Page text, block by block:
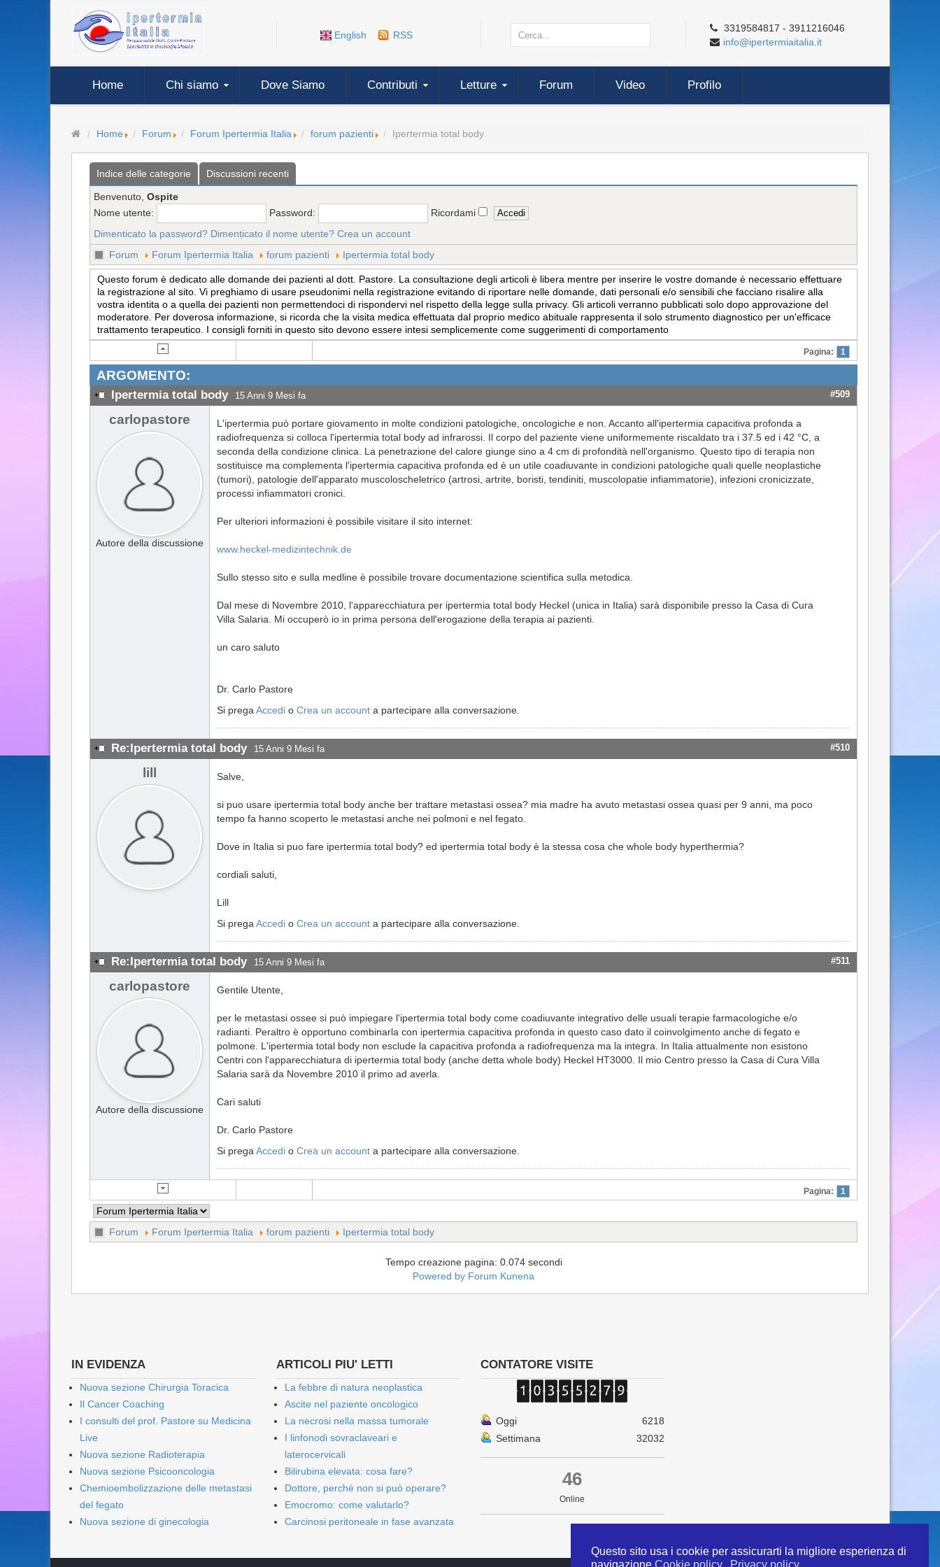
Questo sito usa i cookie per assicurarti la migliore esperienza di
navigazione Cookie policy Privacy policy
English RSS
3319584817 - 3911216046
info@ipertermiaitalia.it
Home Chi siamo Dove Siamo Contributi Letture Forum Video Profilo
Home Forum Forum Ipertermia Italia forum pazienti Ipertermia total body
Indice delle categorie Discussioni recenti
Benvenuto, Ospite
Nome utente:
Password:
Ricordami
Dimenticato la password? Dimenticato il nome utente? Crea un account
Forum
Forum Ipertermia Italia forum pazienti Ipertermia total body
Questo forum è dedicato alle domande dei pazienti al dott. Pastore. La consultazione degli articoli è libera mentre per inserire le vostre domande è necessario effettuare
la registrazione al sito. Vi preghiamo di usare pseudonimi nella registrazione evitando di riportare nelle domande, dati personali e/o sensibili che facciano risalire alla
vostra identita o a quella dei pazienti non permettendoci di rispondervi nel rispetto della legge sulla privacy. Gli articoli verranno pubblicati solo dopo approvazione del
moderatore. Per doverosa informazione, si ricorda che la visita medica effettuata dal proprio medico abituale rappresenta il solo strumento diagnostico per un'efficace
trattamento terapeutico. I consigli forniti in questo sito devono essere intesi semplicemente come suggerimenti di comportamento
Pagina: 1
ARGOMENTO:
Ipertermia total body 15 Anni 9 Mesi fa #509
carlopastore
Autore della discussione
L'ipertermia può portare giovamento in molte condizioni patologiche, oncologiche e non. Accanto all'ipertermia capacitiva profonda a
radiofrequenza si colloca l'ipertermia total body ad infrarossi. Il corpo del paziente viene uniformemente riscaldato tra i 37.5 ed i 42 °C, a
seconda della condizione clinica. La penetrazione del calore giunge sino a 4 cm di profondità nell'organismo. Questo tipo di terapia non
sostituisce ma complementa l'ipertermia capacitiva profonda ed è un utile coadiuvante in condizioni patologiche quali quelle neoplastiche
(tumori), patologie dell'apparato muscoloscheletrico (artrosi, artrite, boristi, tendiniti, muscolopatie infiammatorie), infezioni cronicizzate,
processi infiammatori cronici.
Per ulteriori informazioni è possibile visitare il sito internet:
www.heckel-medizintechnik.de
Sullo stesso sito e sulla medline è possibile trovare documentazione scientifica sulla metodica.
Dal mese di Novembre 2010, l'apparecchiatura per ipertermia total body Heckel (unica in Italia) sarà disponibile presso la Casa di Cura
Villa Salaria. Mi occuperò io in prima persona dell'erogazione della terapia ai pazienti.
un caro saluto
Dr. Carlo Pastore
Si prega Accedi o Crea un account a partecipare alla conversazione.
Re:Ipertermia total body 15 Anni 9 Mesi fa #510
lill Salve,
si puo usare ipertermia total body anche ber trattare metastasi ossea? mia madre ha avuto metastasi ossea quasi per 9 anni, ma poco
tempo fa hanno scoperto le metastasi anche nei polmoni e nel fegato.
Dove in Italia si puo fare ipertermia total body? ed ipertermia total body è la stessa cosa che whole body hyperthermia?
cordiali saluti,
Lill
Si prega Accedi o Crea un account a partecipare alla conversazione.
Re:Ipertermia total body 15 Anni 9 Mesi fa #511
carlopastore
Autore della discussione
Gentile Utente,
per le metastasi ossee si può impiegare l'ipertermia total body come coadiuvante integrativo delle usuali terapie farmacologiche e/o
radianti. Peraltro è opportuno combinarla con ipertermia capacitiva profonda in questo caso dato il coinvolgimento anche di fegato e
polmone. L'ipertermia total body non esclude la capacitiva profonda a radiofrequenza ma la integra. In Italia attualmente non esistono
Centri con l'apparecchiatura di ipertermia total body (anche detta whole body) Heckel HT3000. Il mio Centro presso la Casa di Cura Villa
Salaria sarà da Novembre 2010 il primo ad averla.
Cari saluti
Dr. Carlo Pastore
Si prega Accedi o Crea un account a partecipare alla conversazione.
Pagina: 1
Forum Forum Ipertermia Italia forum pazienti Ipertermia total body
Tempo creazione pagina: 0.074 secondi
Powered by Forum Kunena
IN EVIDENZA
Nuova sezione Chirurgia Toracica
Il Cancer Coaching
I consulti del prof. Pastore su Medicina
Live
Nuova sezione Radioterapia
Nuova sezione Psicooncologia
Chemioembolizzazione delle metastasi
del fegato
Nuova sezione di ginecologia
ARTICOLI PIU' LETTI
La febbre di natura neoplastica
Ascite nel paziente oncologico
La necrosi nella massa tumorale
I linfonodi sovraclaveari e
laterocervicali
Bilirubina elevata: cosa fare?
Dottore, perché non si può operare?
Emocromo: come valutarlo?
Carcinosi peritoneale in fase avanzata
CONTATORE VISITE
Oggi
6218
Settimana
32032
46
Online